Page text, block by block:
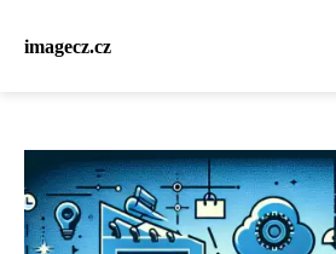
imagecz.cz